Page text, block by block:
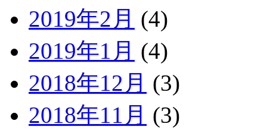
2019年2月 (4)
2019年1月 (4)
2018年12月 (3)
2018年11月 (3)